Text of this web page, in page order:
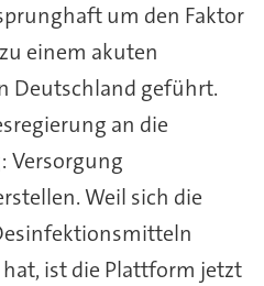
um den Faktor
einem akuten
Deutschland geführt.
an die
Versorgung
Weil sich die
ist die Plattform jetzt